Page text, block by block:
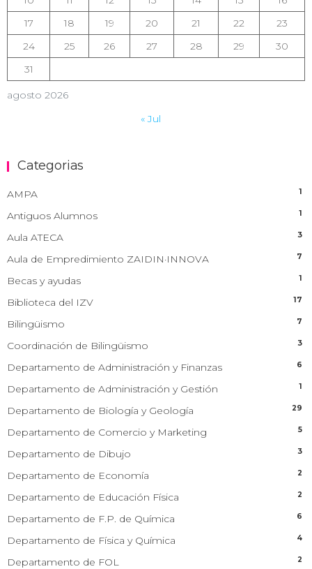
agosto 2026
17
18 19 20 21 22
23
24
25 26 27 28 29
30
31
« Jul
Categorias
AMPA 1
Antiguos Alumnos 1
Aula ATECA 3
Aula de Empredimiento ZAIDIN·INNOVA 7
Becas y ayudas 1
Biblioteca del IZV 17
Bilingüismo 7
Coordinación de Bilingüismo 3
Departamento de Administración y Finanzas 6
Departamento de Administración y Gestión 1
Departamento de Biología y Geología 29
Departamento de Comercio y Marketing 5
Departamento de Dibujo 3
Departamento de Economía 2
Departamento de Educación Física 2
Departamento de F.P. de Química 6
Departamento de Física y Química 4
Departamento de FOL 2